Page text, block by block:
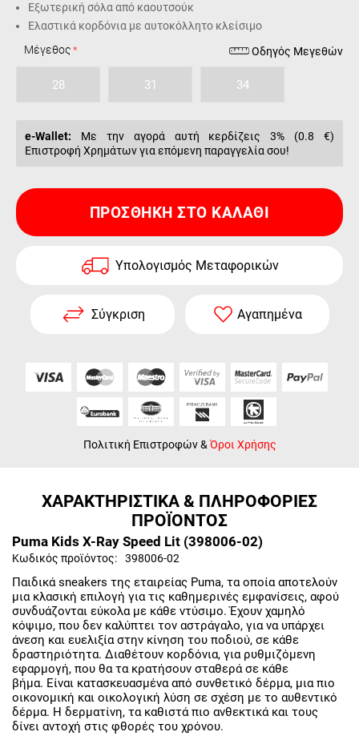
Εξωτερική σόλα από καουτσούκ
Ελαστικά κορδόνια με αυτοκόλλητο κλείσιμο
Οδηγός Μεγεθών
Μέγεθος
28 31 34
e-Wallet: Με την αγορά αυτή κερδίζεις 3% (0.8 €)
Επιστροφή Χρημάτων για επόμενη παραγγελία σου!
ΠΡΟΣΘΉΚΗ ΣΤΟ ΚΑΛΆΘΙ
Υπολογισμός Μεταφορικών
Σύγκριση Αγαπημένα
Πολιτική Επιστροφών& Όροι Χρήσης
ΧΑΡΑΚΤΗΡΙΣΤΙΚΑ & ΠΛΗΡΟΦΟΡΙΕΣ
ΠΡΟΪΟΝΤΟΣ
Puma Kids X-Ray Speed Lit (398006-02)
Κωδικός προϊόντος: 398006-02
Παιδικά sneakers της εταιρείας Puma, τα οποία αποτελούν
μια κλασική επιλογή για τις καθημερινές εμφανίσεις, αφού
συνδυάζονται εύκολα με κάθε ντύσιμο. Έχουν χαμηλό
κόψιμο, που δεν καλύπτει τον αστράγαλο, για να υπάρχει
άνεση και ευελιξία στην κίνηση του ποδιού, σε κάθε
δραστηριότητα. Διαθέτουν κορδόνια, για ρυθμιζόμενη
εφαρμογή, που θα τα κρατήσουν σταθερά σε κάθε
βήμα. Είναι κατασκευασμένα από συνθετικό δέρμα, μια πιο
οικονομική και οικολογική λύση σε σχέση με το αυθεντικό
δέρμα. Η δερματίνη, τα καθιστά πιο ανθεκτικά και τους
δίνει αντοχή στις φθορές του χρόνου.